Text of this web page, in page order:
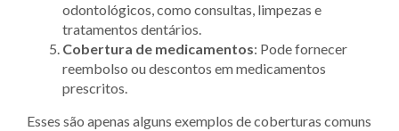
odontológicos, como consultas, limpezas e
tratamentos dentários.
Cobertura de medicamentos: Pode fornecer
reembolso ou descontos em medicamentos
prescritos.
Esses são apenas alguns exemplos de coberturas comuns